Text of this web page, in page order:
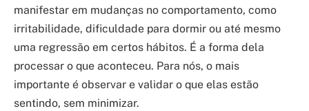
manifestar em mudanças no comportamento, como
irritabilidade, dificuldade para dormir ou até mesmo
uma regressão em certos hábitos. É a forma dela
processar o que aconteceu. Para nós, o mais
importante é observar e validar o que elas estão
sentindo, sem minimizar.